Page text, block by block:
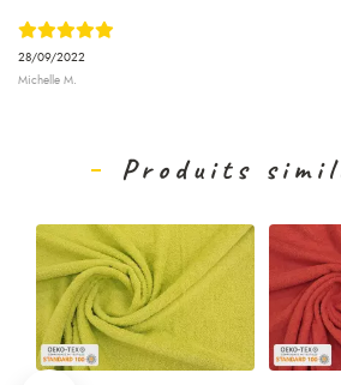
28/09/2022
Michelle M.
Produits